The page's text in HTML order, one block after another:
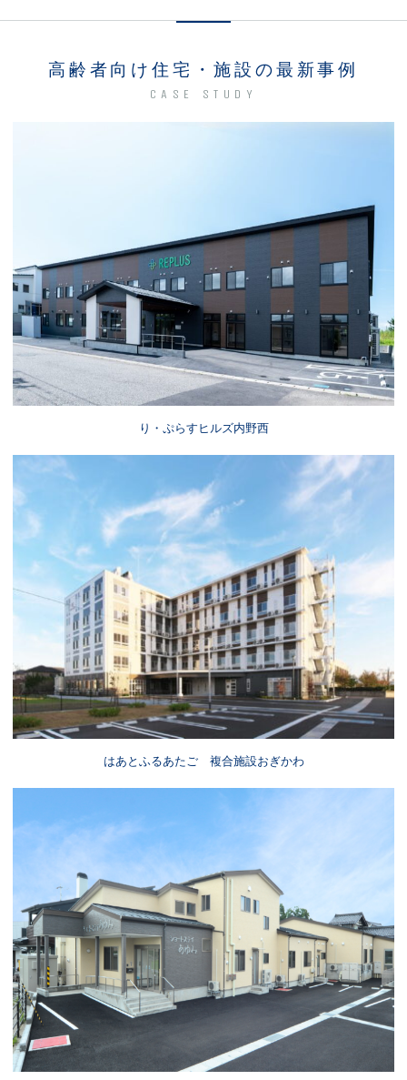
高齢者向け住宅・施設の最新事例
CASE STUDY
り・ぷらすヒルズ内野西
はあとふるあたご 複合施設おぎかわ